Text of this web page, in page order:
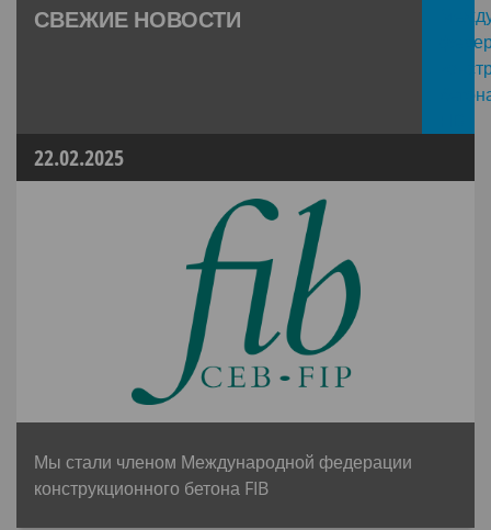
СВЕЖИЕ НОВОСТИ
22.02.2025
Мы стали членом Международной федерации
конструкционного бетона FIB